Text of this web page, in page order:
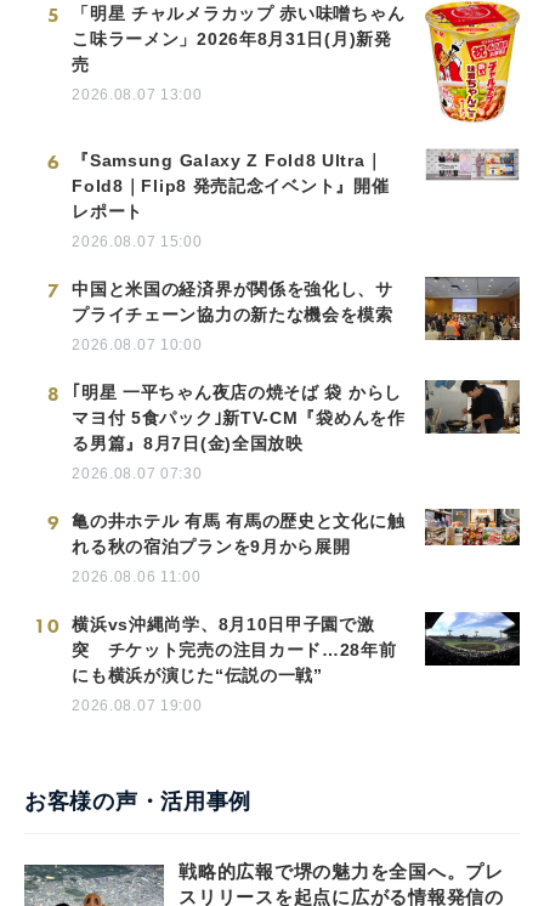
5
「明星 チャルメラカップ 赤い味噌ちゃん
こ味ラーメン」2026年8月31日(月)新発
売
2026.08.07 13:00
6
『Samsung Galaxy Z Fold8 Ultra｜
Fold8｜Flip8 発売記念イベント』開催
レポート
2026.08.07 15:00
7
中国と米国の経済界が関係を強化し、サ
プライチェーン協力の新たな機会を模索
2026.08.07 10:00
8
｢明星 一平ちゃん夜店の焼そば 袋 からし
マヨ付 5食パック｣新TV-CM『袋めんを作
る男篇』8月7日(金)全国放映
2026.08.07 07:30
9
亀の井ホテル 有馬 有馬の歴史と文化に触
れる秋の宿泊プランを9月から展開
2026.08.06 11:00
10
横浜vs沖縄尚学、8月10日甲子園で激
突 チケット完売の注目カード…28年前
にも横浜が演じた“伝説の一戦”
2026.08.07 19:00
お客様の声・活用事例
戦略的広報で堺の魅力を全国へ。プレ
スリリースを起点に広がる情報発信の